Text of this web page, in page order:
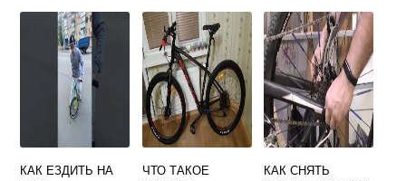
КАК ЕЗДИТЬ НА
ЧТО ТАКОЕ
КАК СНЯТЬ